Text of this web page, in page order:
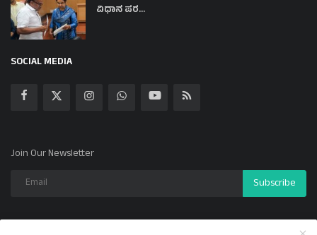
ವಿಧಾನ ಪರ...
SOCIAL MEDIA
Join Our Newsletter
Subscribe